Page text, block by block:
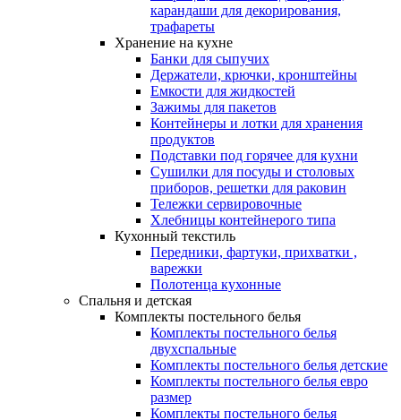
карандаши для декорирования,
трафареты
Хранение на кухне
Банки для сыпучих
Держатели, крючки, кронштейны
Емкости для жидкостей
Зажимы для пакетов
Контейнеры и лотки для хранения
продуктов
Подставки под горячее для кухни
Сушилки для посуды и столовых
приборов, решетки для раковин
Тележки сервировочные
Хлебницы контейнерого типа
Кухонный текстиль
Передники, фартуки, прихватки ,
варежки
Полотенца кухонные
Спальня и детская
Комплекты постельного белья
Комплекты постельного белья
двухспальные
Комплекты постельного белья детские
Комплекты постельного белья евро
размер
Комплекты постельного белья